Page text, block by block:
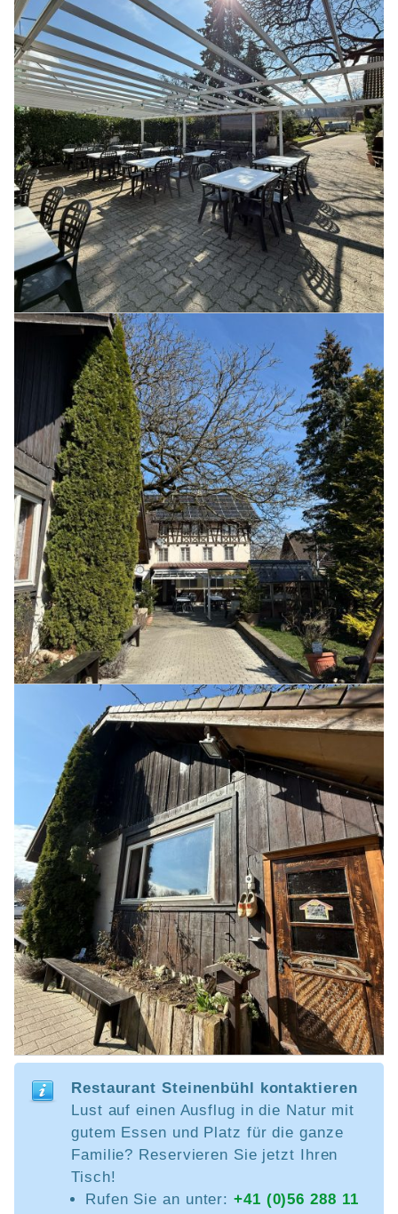
Restaurant Steinenbühl kontaktieren
Lust auf einen Ausflug in die Natur mit
gutem Essen und Platz für die ganze
Familie? Reservieren Sie jetzt Ihren
Tisch!
Rufen Sie an unter: +41 (0)56 288 11